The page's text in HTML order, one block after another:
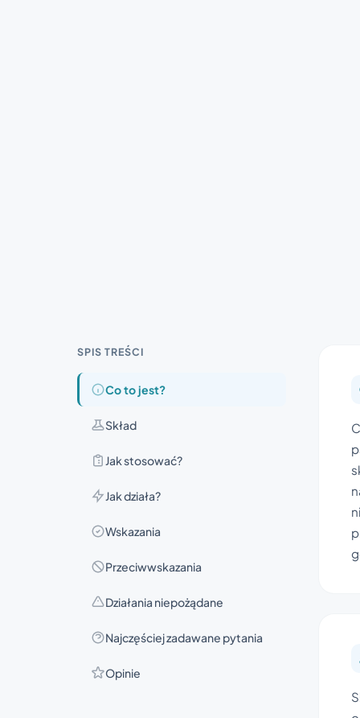
SPIS TREŚCI
Co to jest?
Skład
Jak stosować?
Jak działa?
Wskazania
Przeciwwskazania
Działania niepożądane
Najczęściej zadawane pytania
Opinie